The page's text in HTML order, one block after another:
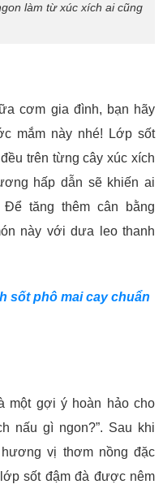
làm từ xúc xích ai cũng
cơm gia đình, bạn hãy
mắm này nhé! Lớp sốt
trên từng cây xúc xích
hấp dẫn sẽ khiến ai
tăng thêm cân bằng
này với dưa leo thanh
sốt phô mai cay chuẩn
một gợi ý hoàn hảo cho
nấu gì ngon?”. Sau khi
vị thơm nồng đặc
sốt đậm đà được nêm